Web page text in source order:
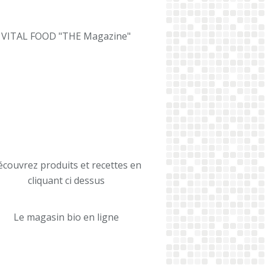
VITAL FOOD "THE Magazine"
produits et recettes en
cliquant ci dessus
Le magasin bio en ligne